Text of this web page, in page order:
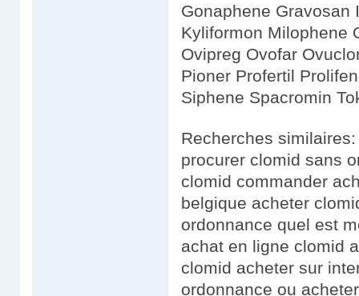
Gonaphene Gravosan
Kyliformon Milophene
Ovipreg Ovofar
Pioner Profertil
Siphene Spacromin
Recherches
procurer clomid sans
clomid commander
belgique acheter
ordonnance quel est
achat en ligne clomid
clomid acheter sur
ordonnance ou